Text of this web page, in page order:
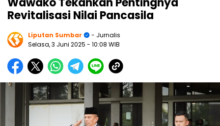
Revitalisasi Nilai Pancasila
Liputan Sumbar
- Jurnalis
Selasa, 3 Juni 2025 - 10:08 WIB